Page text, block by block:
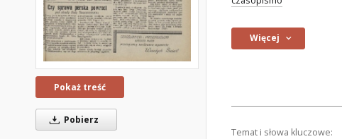
Pokaż treść
Pobierz
Więcej
Temat i słowa kluczowe: